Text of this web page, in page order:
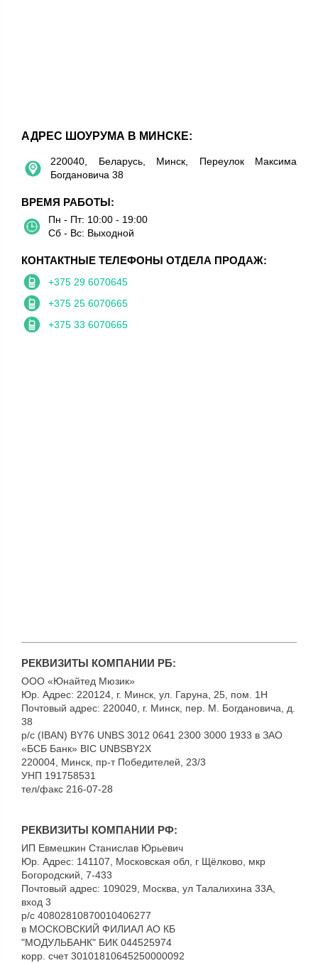
АДРЕС ШОУРУМА В МИНСКЕ:
220040, Беларусь, Минск, Переулок Максима
Богдановича 38
ВРЕМЯ РАБОТЫ:
Пн - Пт: 10:00 - 19:00
Сб - Вс: Выходной
КОНТАКТНЫЕ ТЕЛЕФОНЫ ОТДЕЛА ПРОДАЖ:
+375 29 6070645
+375 25 6070665
+375 33 6070665
РЕКВИЗИТЫ КОМПАНИИ РБ:
ООО «Юнайтед Мюзик»
Юр. Адрес: 220124, г. Минск, ул. Гаруна, 25, пом. 1Н
Почтовый адрес: 220040, г. Минск, пер. М. Богдановича, д.
38
р/с (IBAN) BY76 UNBS 3012 0641 2300 3000 1933 в ЗАО
«БСБ Банк» BIC UNBSBY2X
220004, Минск, пр-т Победителей, 23/3
УНП 191758531
тел/факс 216-07-28
РЕКВИЗИТЫ КОМПАНИИ РФ:
ИП Евмешкин Станислав Юрьевич
Юр. Адрес: 141107, Московская обл, г Щёлково, мкр
Богородский, 7-433
Почтовый адрес: 109029, Москва, ул Талалихина 33А,
вход 3
р/с 40802810870010406277
в МОСКОВСКИЙ ФИЛИАЛ АО КБ
"МОДУЛЬБАНК" БИК 044525974
корр. счет 30101810645250000092